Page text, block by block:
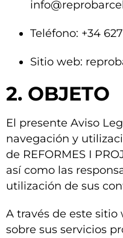
Teléfono: +34
Sitio web:
2. OBJETO
El presente Aviso
navegación y
de REFORMES I
así como las
utilización de sus
A través de este
sobre sus servicios